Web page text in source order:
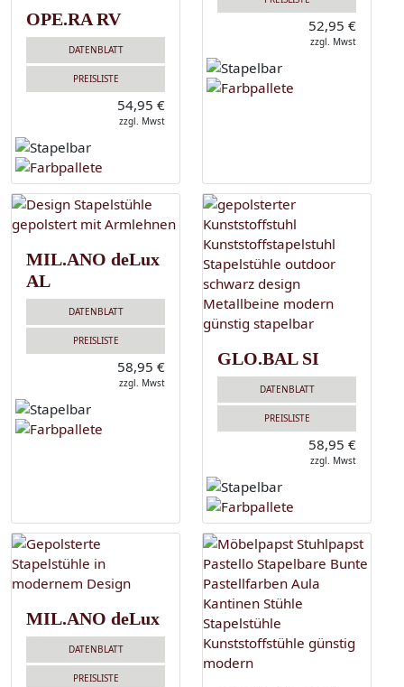
OPE.RA RV
DATENBLATT
PREISLISTE
54,95 €
zzgl. Mwst
52,95 €
zzgl. Mwst
MIL.ANO deLux
AL
DATENBLATT
PREISLISTE
58,95 €
zzgl. Mwst
GLO.BAL SI
DATENBLATT
PREISLISTE
58,95 €
zzgl. Mwst
MIL.ANO deLux
DATENBLATT
PREISLISTE